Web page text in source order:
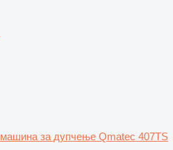
машина за дупчење Qmatec 407TS